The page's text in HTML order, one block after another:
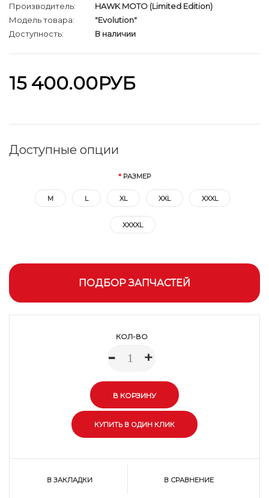
Производитель:
HAWK MOTO (Limited Edition)
Модель товара:
"Evolution"
Доступность:
В наличии
15 400.00РУБ
Доступные опции
РАЗМЕР
M L XL XXL XXXL
XXXXL
ПОДБОР ЗАПЧАСТЕЙ
КОЛ-ВО
- +
В ЗАКЛАДКИ В СРАВНЕНИЕ